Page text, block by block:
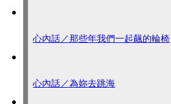
心內話／那些年我們一起飆的輪椅
心內話／為妳去跳海